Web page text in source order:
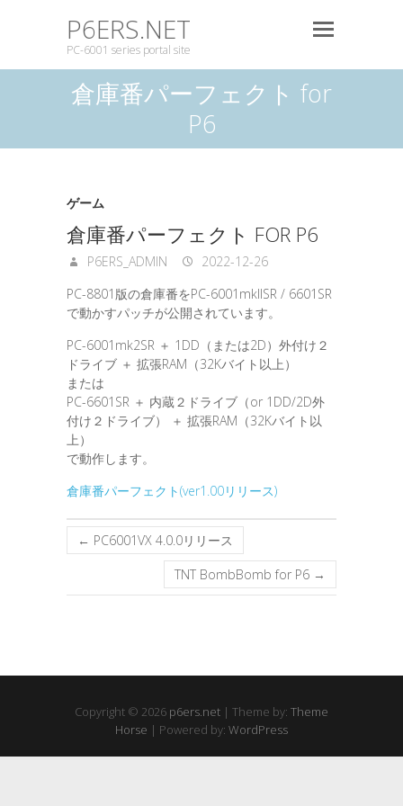
P6ERS.NET
PC-6001 series portal site
倉庫番パーフェクト for
P6
ゲーム
倉庫番パーフェクト FOR P6
P6ERS_ADMIN
2022-12-26
PC-8801版の倉庫番をPC-6001mkIISR / 6601SR
で動かすパッチが公開されています。
PC-6001mk2SR ＋ 1DD（または2D）外付け２
ドライブ ＋ 拡張RAM（32Kバイト以上）
または
PC-6601SR ＋ 内蔵２ドライブ（or 1DD/2D外
付け２ドライブ） ＋ 拡張RAM（32Kバイト以
上）
で動作します。
倉庫番パーフェクト(ver1.00リリース)
← PC6001VX 4.0.0リリース
TNT BombBomb for P6 →
Copyright © 2026 p6ers.net | Theme by: Theme
Horse | Powered by: WordPress